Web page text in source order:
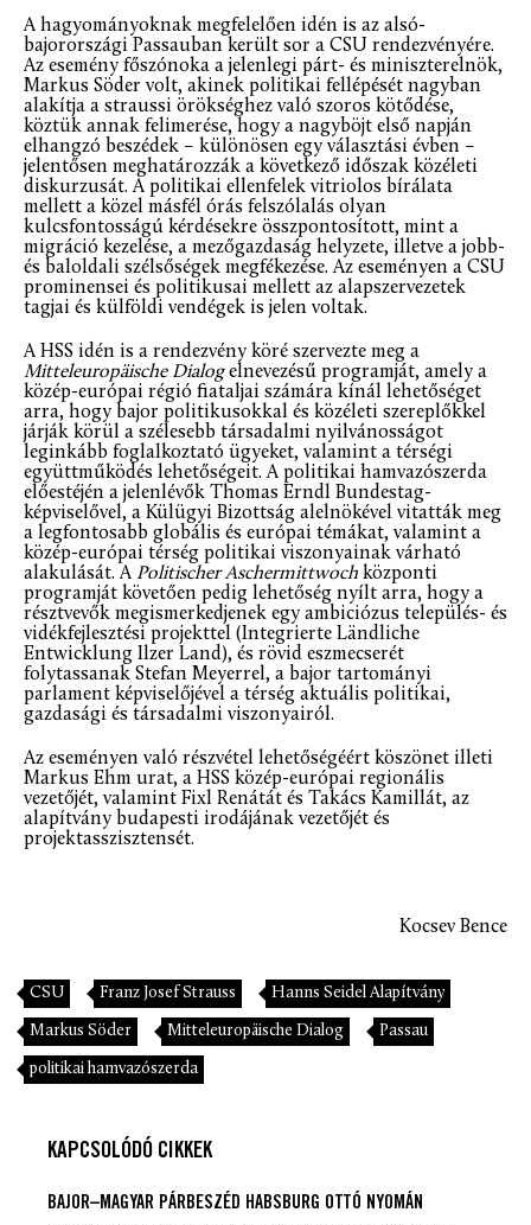
A hagyományoknak megfelelően idén is az alsó-
bajorországi Passauban került sor a CSU rendezvényére.
Az esemény főszónoka a jelenlegi párt- és miniszterelnök,
Markus Söder volt, akinek politikai fellépését nagyban
alakítja a straussi örökséghez való szoros kötődése,
köztük annak felimerése, hogy a nagyböjt első napján
elhangzó beszédek – különösen egy választási évben –
jelentősen meghatározzák a következő időszak közéleti
diskurzusát. A politikai ellenfelek vitriolos bírálata
mellett a közel másfél órás felszólalás olyan
kulcsfontosságú kérdésekre összpontosított, mint a
migráció kezelése, a mezőgazdaság helyzete, illetve a jobb-
és baloldali szélsőségek megfékezése. Az eseményen a CSU
prominensei és politikusai mellett az alapszervezetek
tagjai és külföldi vendégek is jelen voltak.
A HSS idén is a rendezvény köré szervezte meg a
Mitteleuropäische Dialogelnevezésű programját, amely a
közép-európai régió fiataljai számára kínál lehetőséget
arra, hogy bajor politikusokkal és közéleti szereplőkkel
járják körül a szélesebb társadalmi nyilvánosságot
leginkább foglalkoztató ügyeket, valamint a térségi
együttműködés lehetőségeit. A politikai hamvazószerda
előestéjén a jelenlévők Thomas Erndl Bundestag-
képviselővel, a Külügyi Bizottság alelnökével vitatták meg
a legfontosabb globális és európai témákat, valamint a
közép-európai térség politikai viszonyainak várható
alakulását. A Politischer Aschermittwoch központi
programját követően pedig lehetőség nyílt arra, hogy a
résztvevők megismerkedjenek egy ambiciózus település- és
vidékfejlesztési projekttel (Integrierte Ländliche
Entwicklung Ilzer Land), és rövid eszmecserét
folytassanak Stefan Meyerrel, a bajor tartományi
parlament képviselőjével a térség aktuális politikai,
gazdasági és társadalmi viszonyairól.
Az eseményen való részvétel lehetőségéért köszönet illeti
Markus Ehm urat, a HSS közép-európai regionális
vezetőjét, valamint Fixl Renátát és Takács Kamillát, az
alapítvány budapesti irodájának vezetőjét és
projektasszisztensét.
Kocsev Bence
CSU Franz Josef Strauss Hanns Seidel Alapítvány
Markus Söder Mitteleuropäische Dialog Passau
politikai hamvazószerda
KAPCSOLÓDÓ CIKKEK
BAJOR–MAGYAR PÁRBESZÉD HABSBURG OTTÓ NYOMÁN